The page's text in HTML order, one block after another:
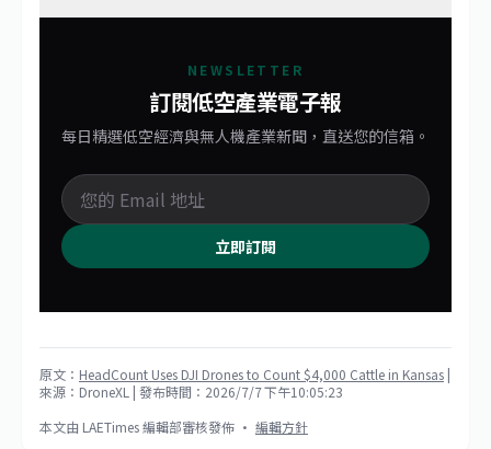
NEWSLETTER
訂閱低空產業電子報
每日精選低空經濟與無人機產業新聞，直送您的信箱。
立即訂閱
原文： HeadCount Uses DJI Drones to Count $4,000 Cattle in Kansas |
來源：DroneXL | 發布時間：2026/7/7 下午10:05:23
本文由 LAETimes 編輯部審核發佈 · 編輯方針